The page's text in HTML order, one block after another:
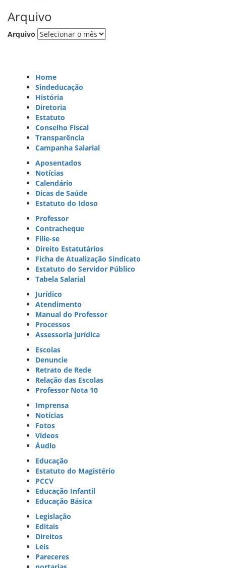
Arquivo
Arquivo
Home
Sindeducação
História
Diretoria
Estatuto
Conselho Fiscal
Transparência
Campanha Salarial
Aposentados
Notícias
Calendário
Dicas de Saúde
Estatuto do Idoso
Professor
Contracheque
Filie-se
Direito Estatutários
Ficha de Atualização Sindicato
Estatuto do Servidor Público
Tabela Salarial
Jurídico
Atendimento
Manual do Professor
Processos
Assessoria jurídica
Escolas
Denuncie
Retrato de Rede
Relação das Escolas
Professor Nota 10
Imprensa
Notícias
Fotos
Vídeos
Áudio
Educação
Estatuto do Magistério
PCCV
Educação Infantil
Educação Básica
Legislação
Editais
Direitos
Leis
Pareceres